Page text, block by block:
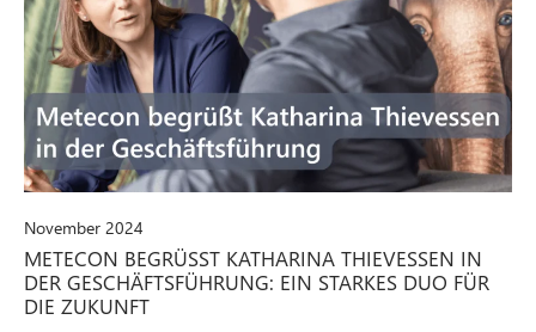
November 2024
METECON BEGRÜSST KATHARINA THIEVESSEN IN D
ER GESCHÄFTSFÜHRUNG: EIN STARKES DUO FÜR D
IE ZUKUNFT